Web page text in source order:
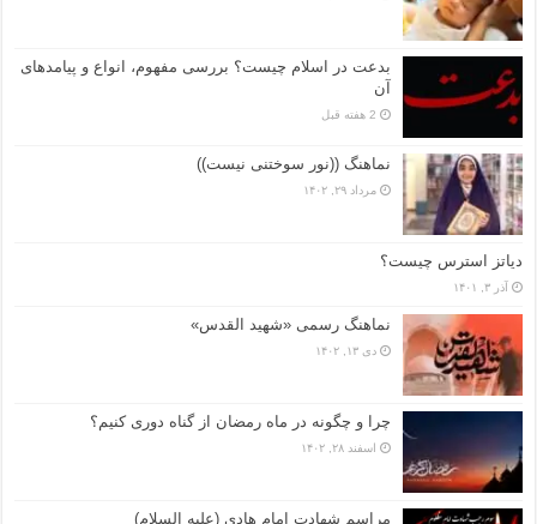
بدعت در اسلام چیست؟ بررسی مفهوم، انواع و پیامدهای
آن
2 هفته قبل
نماهنگ ((نور سوختنی نیست))
مرداد ۲۹, ۱۴۰۲
دیاتز استرس چیست؟
آذر ۳, ۱۴۰۱
نماهنگ رسمی «شهید القدس»
دی ۱۳, ۱۴۰۲
چرا و چگونه در ماه رمضان از گناه دوری کنیم؟
اسفند ۲۸, ۱۴۰۲
مراسم شهادت امام هادی (علیه السلام)